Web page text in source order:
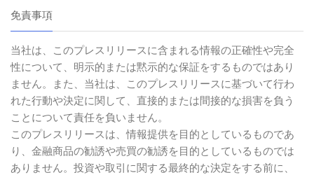
免責事項
当社は、このプレスリリースに含まれる情報の正確性や完全
性について、明示的または黙示的な保証をするものではあり
ません。また、当社は、このプレスリリースに基づいて行わ
れた行動や決定に関して、直接的または間接的な損害を負う
ことについて責任を負いません。
このプレスリリースは、情報提供を目的としているものであ
り、金融商品の勧誘や売買の勧誘を目的としているものでは
ありません。投資や取引に関する最終的な決定をする前に、